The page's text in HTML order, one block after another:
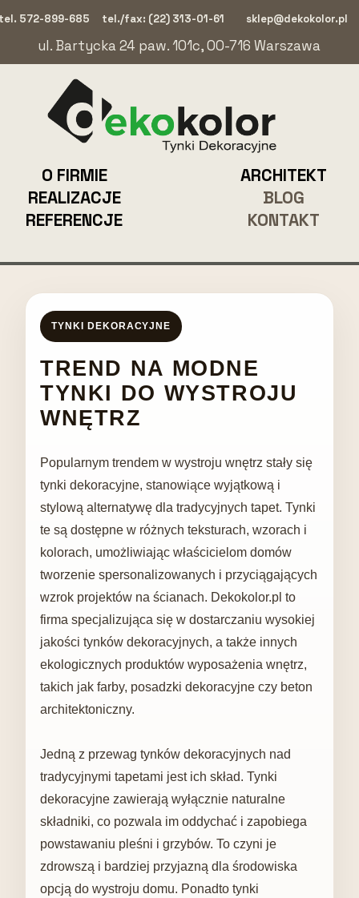
KONTAKT
BLOG
REALIZACJE
ARCHITEKT
REFERENCJE
O FIRMIE
ul. Bartycka 24 paw. 101c, 00-716 Warszawa
sklep@dekokolor.pl
tel./fax: (22) 313-01-61
572-899-685
TYNKI DEKORACYJNE
TREND NA MODNE
TYNKI DO WYSTROJU
WNĘTRZ
Popularnym trendem w wystroju wnętrz stały się
tynki dekoracyjne, stanowiące wyjątkową i
stylową alternatywę dla tradycyjnych tapet. Tynki
te są dostępne w różnych teksturach, wzorach i
kolorach, umożliwiając właścicielom domów
tworzenie spersonalizowanych i przyciągających
wzrok projektów na ścianach. Dekokolor.pl to
firma specjalizująca się w dostarczaniu wysokiej
jakości tynków dekoracyjnych, a także innych
ekologicznych produktów wyposażenia wnętrz,
takich jak farby, posadzki dekoracyjne czy beton
architektoniczny.
Jedną z przewag tynków dekoracyjnych nad
tradycyjnymi tapetami jest ich skład. Tynki
dekoracyjne zawierają wyłącznie naturalne
składniki, co pozwala im oddychać i zapobiega
powstawaniu pleśni i grzybów. To czyni je
zdrowszą i bardziej przyjazną dla środowiska
opcją do wystroju domu. Ponadto tynki